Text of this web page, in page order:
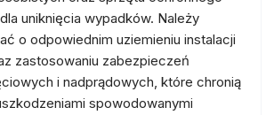
uniknięcia wypadków. Należy
o odpowiednim uziemieniu instalacji
zastosowaniu zabezpieczeń
i nadprądowych, które chronią
spowodowanymi